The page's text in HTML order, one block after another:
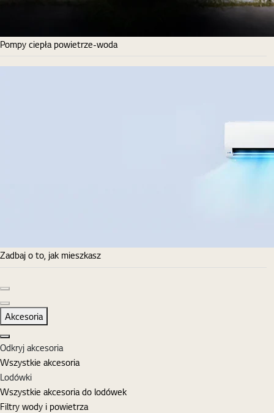
Pompy ciepła powietrze-woda
Zadbaj o to, jak mieszkasz
Następny slajd
Akcesoria
Zamknij
Odkryj akcesoria
Wszystkie akcesoria
Lodówki
Wszystkie akcesoria do lodówek
Filtry wody i powietrza